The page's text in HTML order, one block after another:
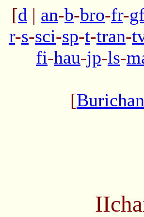
[d | an-b-bro-fr-
r-s-sci-sp-t-tran-
fi-hau-jp-ls-
[Burichan